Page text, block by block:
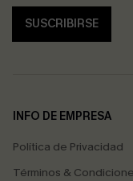
SUSCRIBIRSE
INFO DE EMPRESA
Política de Privacidad
Términos &